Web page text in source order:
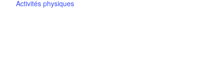
Activités physiques